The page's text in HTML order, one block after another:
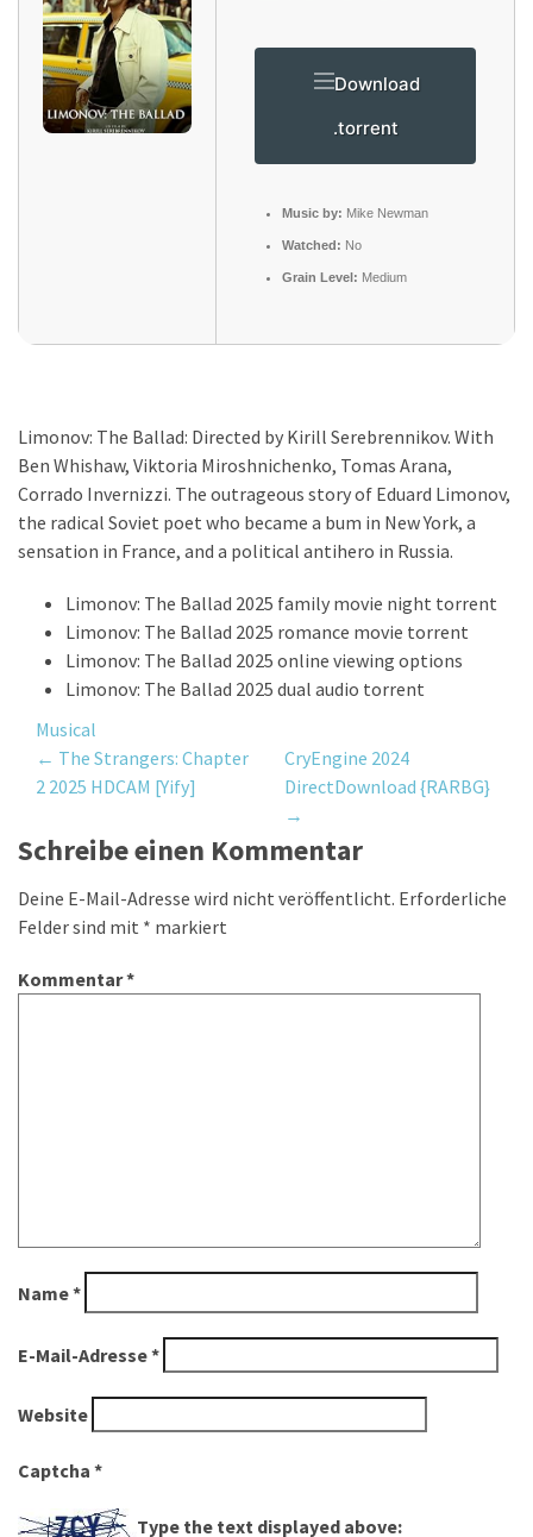
Download
.torrent
Music by: Mike Newman
Watched: No
Grain Level: Medium
Limonov: The Ballad: Directed by Kirill Serebrennikov. With
Ben Whishaw, Viktoria Miroshnichenko, Tomas Arana,
Corrado Invernizzi. The outrageous story of Eduard Limonov,
the radical Soviet poet who became a bum in New York, a
sensation in France, and a political antihero in Russia.
Limonov: The Ballad 2025 family movie night torrent
Limonov: The Ballad 2025 romance movie torrent
Limonov: The Ballad 2025 online viewing options
Limonov: The Ballad 2025 dual audio torrent
Musical
Post
← The Strangers: Chapter
2 2025 HDCAM [Yify]
CryEngine 2024
DirectDownload {RARBG}
→
Schreibe einen Kommentar
Deine E-Mail-Adresse wird nicht veröffentlicht. Erforderliche
Felder sind mit * markiert
Kommentar*
Name*
E-Mail-Adresse*
Website
Captcha *
Type the text displayed above: